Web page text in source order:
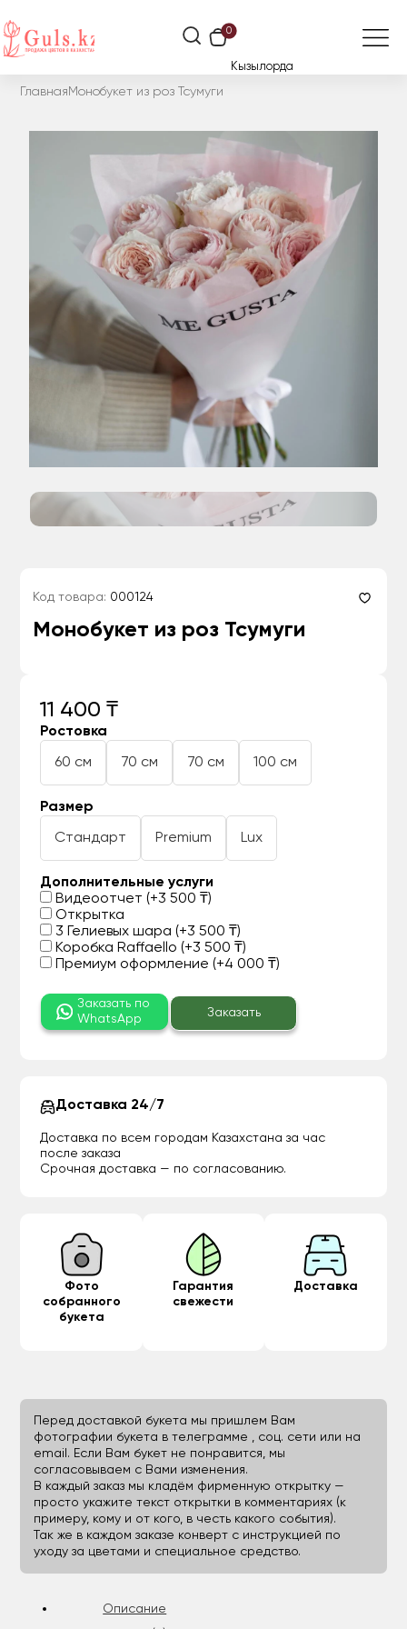
0
Кызылорда
Главная Монобукет из роз Тсумуги
Код товара: 000124
Монобукет из роз Тсумуги
11 400 ₸
Ростовка
60 см 70 см 70 см 100 см
Размер
Стандарт Premium Lux
Дополнительные услуги
Видеоотчет (+3 500 ₸)
Открытка
3 Гелиевых шара (+3 500 ₸)
Коробка Raffaello (+3 500 ₸)
Премиум оформление (+4 000 ₸)
Заказать по
WhatsApp
Заказать
Доставка 24/7
Доставка по всем городам Казахстана за час
после заказа
Срочная доставка — по согласованию.
Фото
собранного
букета
Гарантия
свежести
Доставка
Перед доставкой букета мы пришлем Вам
фотографии букета в телеграмме , соц. сети или на
email. Если Вам букет не понравится, мы
согласовываем с Вами изменения.
В каждый заказ мы кладём фирменную открытку —
просто укажите текст открытки в комментариях (к
примеру, кому и от кого, в честь какого события).
Так же в каждом заказе конверт с инструкцией по
уходу за цветами и специальное средство.
Описание